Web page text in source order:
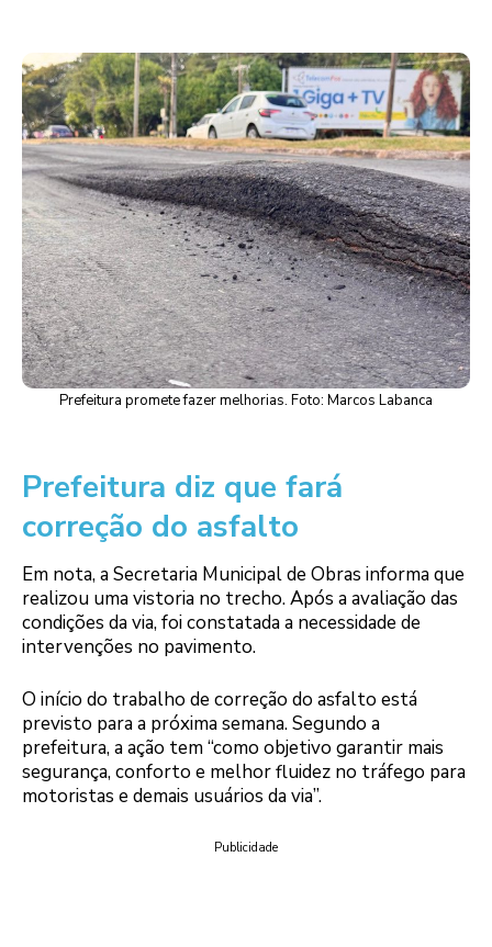
Prefeitura promete fazer melhorias. Foto: Marcos Labanca
Prefeitura diz que fará
correção do asfalto
Em nota, a Secretaria Municipal de Obras informa que
realizou uma vistoria no trecho. Após a avaliação das
condições da via, foi constatada a necessidade de
intervenções no pavimento.
O início do trabalho de correção do asfalto está
previsto para a próxima semana. Segundo a
prefeitura, a ação tem “como objetivo garantir mais
segurança, conforto e melhor fluidez no tráfego para
motoristas e demais usuários da via”.
Publicidade